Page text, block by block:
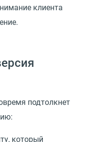
клиента
подтолкнет
который